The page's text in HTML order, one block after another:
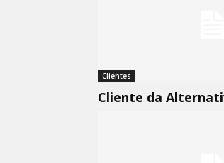
Clientes
Cliente da